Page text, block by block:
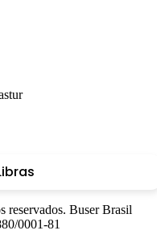
reservados. Buser Brasil
0001-81